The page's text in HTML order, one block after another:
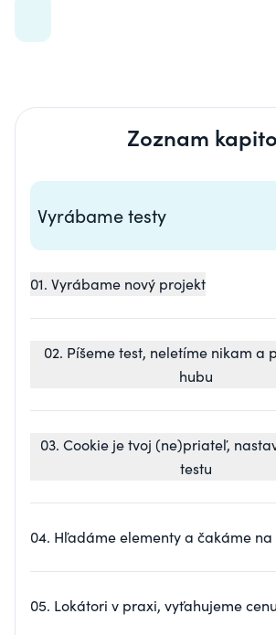
Zoznam
Vyrábame testy
01. Vyrábame nový projekt
02. Píšeme test, neletíme nikam a
hubu
03. Cookie je tvoj (ne)priateľ,
testu
04. Hľadáme elementy a čakáme na
05. Lokátori v praxi, vyťahujeme